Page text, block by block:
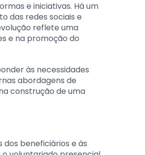
e iniciativas. Há um
das redes sociais e
reflete uma
e na promoção do
às necessidades
abordagens de
construção de uma
beneficiários e às